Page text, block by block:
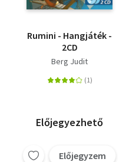
Rumini - Hangjáték -
2CD
Berg Judit
Előjegyezhető
Előjegyzem